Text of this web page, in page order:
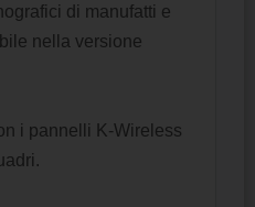
di manufatti e
nella versione
i pannelli K-Wireless